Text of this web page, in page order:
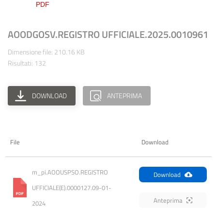
AOODGOSV.REGISTRO UFFICIALE.2025.0010961
Dimensione file: 210.16 KB
Risultati: 132
DOWNLOAD ANTEPRIMA
File Download
m_pi.AOOUSPSO.REGISTRO
UFFICIALE(E).0000127.09-01-
2024
Download
Anteprima